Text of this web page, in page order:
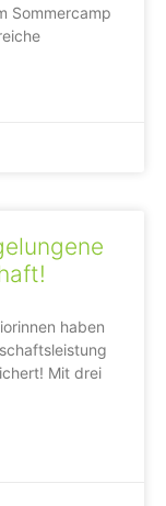
Sommercamp
haben
Mit drei